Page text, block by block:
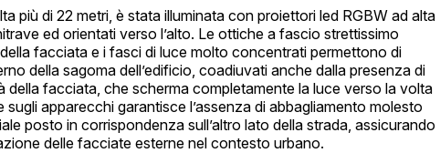
più di 22 metri, è stata illuminata con proiettori led RGBW ad alta
ed orientati verso l’alto. Le ottiche a fascio strettissimo
facciata e i fasci di luce molto concentrati permettono di
della sagoma dell’edificio, coadiuvati anche dalla presenza di
della facciata, che scherma completamente la luce verso la volta
sugli apparecchi garantisce l’assenza di abbagliamento molesto
posto in corrispondenza sull’altro lato della strada, assicurando
delle facciate esterne nel contesto urbano.